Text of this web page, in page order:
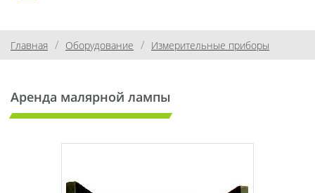
Главная / Оборудование / Измерительные приборы
Аренда малярной лампы